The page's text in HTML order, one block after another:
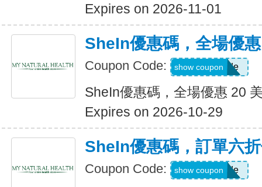
Expires on 2026-11-01
SheIn優惠碼，全場優
Coupon Code: Show Code
show coupon
SheIn優惠碼，全場優惠 20
Expires on 2026-10-29
SheIn優惠碼，訂單六
Coupon Code: Show Code
show coupon